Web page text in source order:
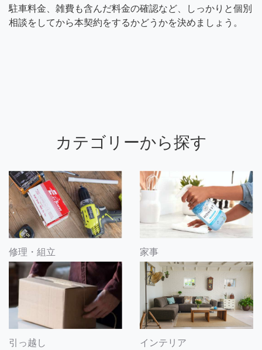
駐車料金、雑費も含んだ料金の確認など、しっかりと個別
相談をしてから本契約をするかどうかを決めましょう。
カテゴリーから探す
修理・組立 家事
引っ越し インテリア